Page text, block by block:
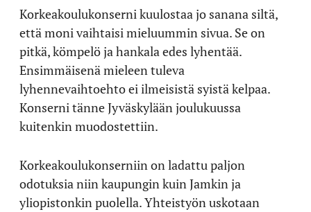
Korkeakoulukonserni kuulostaa jo sanana siltä,
että moni vaihtaisi mieluummin sivua. Se on
pitkä, kömpelö ja hankala edes lyhentää.
Ensimmäisenä mieleen tuleva
lyhennevaihtoehto ei ilmeisistä syistä kelpaa.
Konserni tänne Jyväskylään joulukuussa
kuitenkin muodostettiin.
Korkeakoulukonserniin on ladattu paljon
odotuksia niin kaupungin kuin Jamkin ja
yliopistonkin puolella. Yhteistyön uskotaan